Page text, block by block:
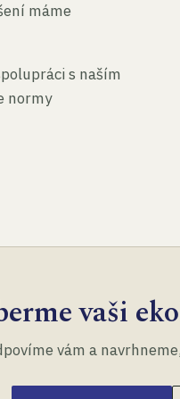
máme
s naším
normy
vaši
vám a